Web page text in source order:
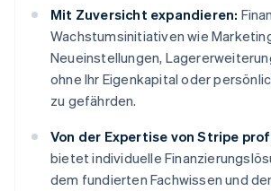
Mit Zuversicht expandieren:
Wachstumsinitiativen wie
Neueinstellungen,
ohne Ihr Eigenkapital oder
zu gefährden.
Von der Expertise von Stripe
bietet individuelle
dem fundierten Fachwissen und